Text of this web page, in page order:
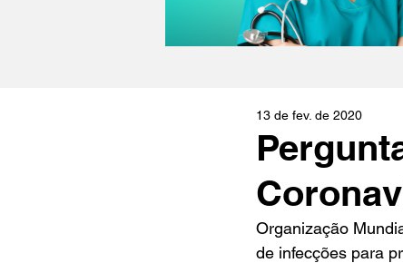
13 de fev. de 2020
Organização
de infecções para